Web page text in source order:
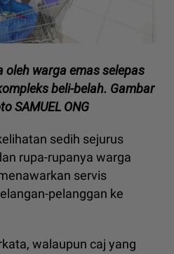
oleh warga emas selepas
beli-belah. Gambar
SAMUEL ONG
sedih sejurus
rupa-rupanya warga
servis
pelanggan ke
walaupun caj yang